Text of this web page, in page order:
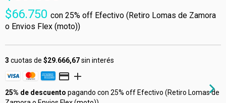
$66.750 con 25% off Efectivo (Retiro Lomas de Zamora
o Envios Flex (moto))
3 cuotas de $29.666,67sin interés
25% de descuento pagando con 25% off Efectivo (Retiro Lomas de